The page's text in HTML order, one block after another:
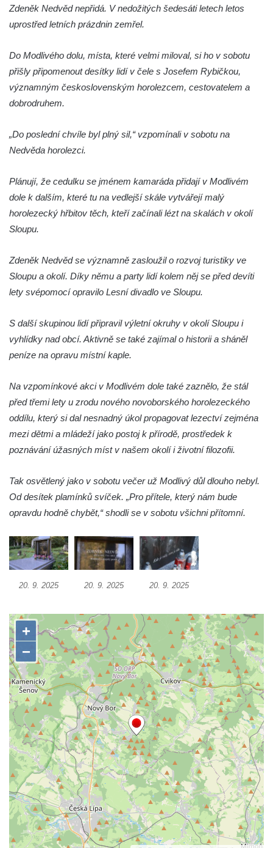
Krásné u Pěnčína
Hrob Jana Kačera na hřbitově v Želkovicích
Hrob Friedricha Hoffmanna na hřbitově v
Šumburku nad Desnou – Tanvaldu
nad Desnou – Tanvaldu
Šumburku nad Desnou – Tanvaldu
Hrob Waltera Pochmanna na hřbitově v
Šumburku nad Desnou – Tanvaldu
Hrob Oskara Josefa Heyera na hřbitově ve
Starých Křečanech
Hrob Marie Jakschové na hřbitově v Dubé
Hrob Františka Hroudy na hřbitově v Dubé
Hrob Aloise Mohla na hřbitově v Dubé
Hrob Erharda Dittricha na hřbitově ve
Hrob Roberta Hitmana na hřbitově ve
Velkém Šenově
Cítolibech
Hrob Václava Brandejského na hřbitově v
Cítolibech
na hřbitově v Cítolibech
Hrob Františka Petra na hřbitově v
Cítolibech
Cítolibech
Hrob Marie Vostré na hřbitově v Cítolibech
Hrob Josefa Friče na hřbitově v Cítolibech
Hrob Václava Jindřicha na hřbitově v
Cítolibech
Hrob Marie Hartmanové na hřbitově v
Cítolibech
Hrob Josefa Fořta na hřbitově v Cítolibech
Hrob Jana Čurdy na hřbitově v
Chlumčanech
Hrob Václava Brauna na hřbitově v
Chlumčanech
Hrob Karla Schneidra na hřbitově ve
Zdeněk Nedvěd nepřidá. V nedožitých šedesáti letech letos
uprostřed letních prázdnin zemřel.
Do Modlivého dolu, místa, které velmi miloval, si ho v sobotu
přišly připomenout desítky lidí v čele s Josefem Rybičkou,
významným československým horolezcem, cestovatelem a
dobrodruhem.
„Do poslední chvíle byl plný sil,“ vzpomínali v sobotu na
Nedvěda horolezci.
Plánují, že cedulku se jménem kamaráda přidají v Modlivém
dole k dalším, které tu na vedlejší skále vytvářejí malý
horolezecký hřbitov těch, kteří začínali lézt na skalách v okolí
Sloupu.
Zdeněk Nedvěd se významně zasloužil o rozvoj turistiky ve
Sloupu a okolí. Díky němu a party lidí kolem něj se před devíti
lety svépomocí opravilo Lesní divadlo ve Sloupu.
S další skupinou lidí připravil výletní okruhy v okolí Sloupu i
vyhlídky nad obcí. Aktivně se také zajímal o historii a sháněl
peníze na opravu místní kaple.
Na vzpomínkové akci v Modlivém dole také zaznělo, že stál
před třemi lety u zrodu nového novoborského horolezeckého
oddílu, který si dal nesnadný úkol propagovat lezectví zejména
mezi dětmi a mládeží jako postoj k přírodě, prostředek k
poznávání úžasných míst v našem okolí i životní filozofii.
Tak osvětlený jako v sobotu večer už Modlivý důl dlouho nebyl.
Od desítek plamínků svíček. „Pro přítele, který nám bude
opravdu hodně chybět,“ shodli se v sobotu všichni přítomní.
20. 9. 2025 20. 9. 2025 20. 9. 2025